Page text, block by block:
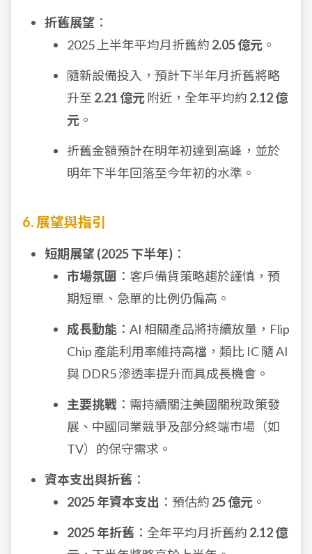
折舊展望 ：
2025 上半年平均月折舊約 2.05 億元 。
隨新設備投入，預計下半年月折舊將略
升至 2.21 億元附近，全年平均約 2.12 億
元 。
折舊金額預計在明年初達到高峰，並於
明年下半年回落至今年初的水準。
6. 展望與指引
短期展望 (2025 下半年) ：
市場氛圍 ：客戶備貨策略趨於謹慎，預
期短單、急單的比例仍偏高。
成長動能 ：AI 相關產品將持續放量，Flip
Chip 產能利用率維持高檔，類比 IC 隨 AI
與 DDR5 滲透率提升而具成長機會。
主要挑戰 ：需持續關注美國關稅政策發
展、中國同業競爭及部分終端市場（如
TV）的保守需求。
資本支出與折舊 ：
2025 年資本支出 ：預估約 25 億元 。
2025 年折舊 ：全年平均月折舊約 2.12 億